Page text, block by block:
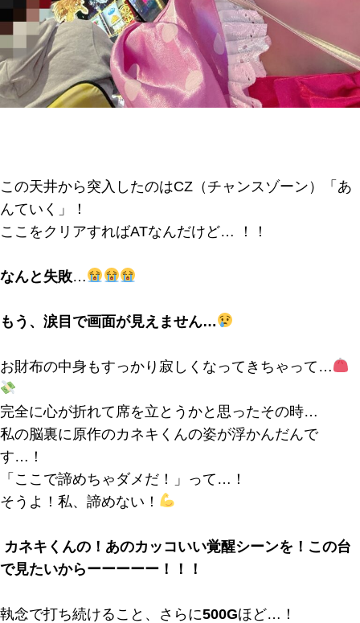
この天井から突入したのはCZ（チャンスゾーン）「あ
んていく」！
ここをクリアすればATなんだけど… ！！
なんと失敗…
もう、涙目で画面が見えません…
お財布の中身もすっかり寂しくなってきちゃって…
完全に心が折れて席を立とうかと思ったその時…
私の脳裏に原作のカネキくんの姿が浮かんだんで
す…！
「ここで諦めちゃダメだ！」って…！
そうよ！私、諦めない！
カネキくんの！あのカッコいい覚醒シーンを！この台
で見たいからーーーーー！！！
執念で打ち続けること、さらに500Gほど…！